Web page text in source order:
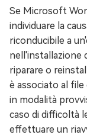
Se Microsoft
individuare la
riconducibile a
nell'installazione
riparare o
è associato al
in modalità
caso di difficoltà
effettuare un